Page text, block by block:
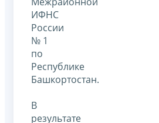
ИФНС
России
№ 1
по
Республике
Башкортостан.
В
результате